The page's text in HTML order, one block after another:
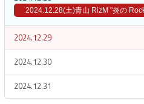
2024.12.28(土)青山 RizM "炎の
2024.12.29
2024.12.30
2024.12.31